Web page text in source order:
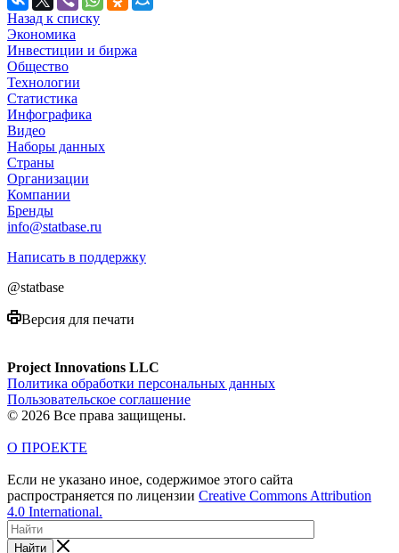
Назад к списку
Экономика
Инвестиции и биржа
Общество
Технологии
Cтатистика
Инфографика
Видео
Наборы данных
Страны
Организации
Компании
Бренды
info@statbase.ru
Написать в поддержку
@statbase
Версия для печати
Project Innovations LLC
Политика обработки персональных данных
Пользовательское соглашение
© 2026 Все права защищены.
О ПРОЕКТЕ
Если не указано иное, содержимое этого сайта
распространяется по лицензии Creative Commons Attribution
4.0 International.
Найти